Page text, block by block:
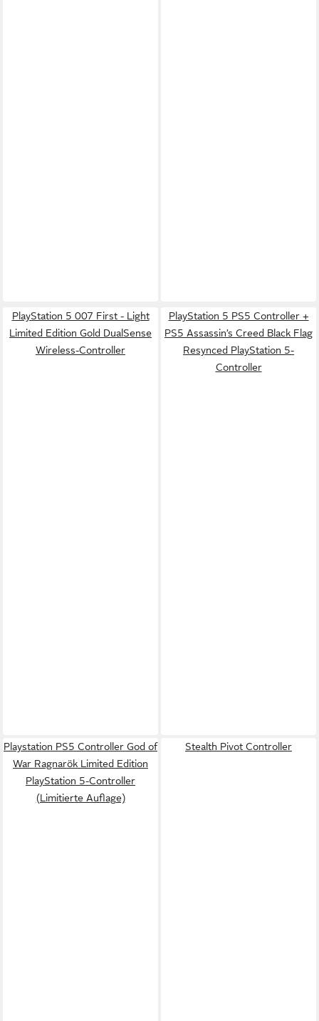
PlayStation 5 007 First - Light
Limited Edition Gold DualSense
Wireless-Controller
PlayStation 5 PS5 Controller +
PS5 Assassin’s Creed Black Flag
Resynced PlayStation 5-
Controller
Playstation PS5 Controller God of
War Ragnarök Limited Edition
PlayStation 5-Controller
(Limitierte Auflage)
Stealth Pivot Controller